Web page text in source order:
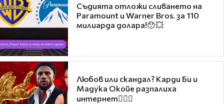
Съдията отложи сливането на
Paramount и Warner Bros. за 110
милиарда долара!😯💥
Любов или скандал? Карди Би и
Мадука Окойе разпалиха
интернет❤️‍🔥🔥